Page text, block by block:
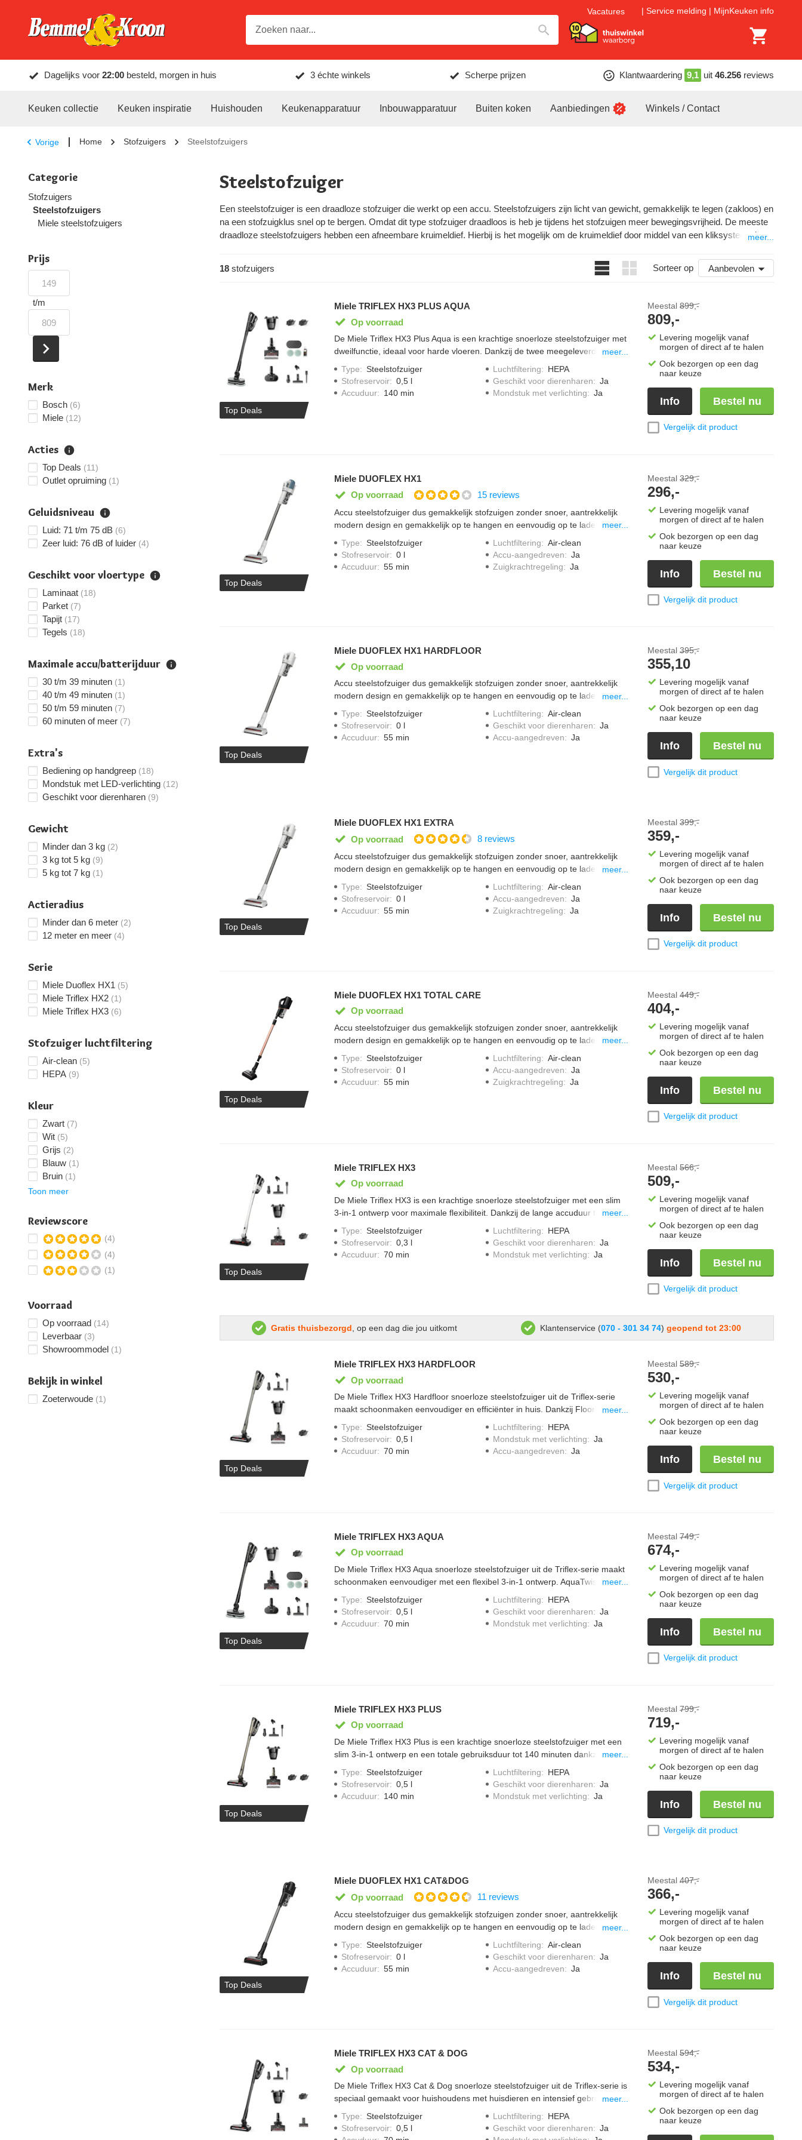
Vacatures Service melding MijnKeuken info
Dagelijks voor 22:00 besteld, morgen in huis 3 échte winkels Scherpe prijzen Klantwaardering 9,1 uit 46.256 reviews
Keuken collectie Keuken inspiratie Huishouden Keukenapparatuur Inbouwapparatuur Buiten koken Aanbiedingen Winkels / Contact
Vorige Home Stofzuigers Steelstofzuigers
Steelstofzuiger
Een steelstofzuiger is een draadloze stofzuiger die werkt op een accu. Steelstofzuigers zijn licht van gewicht, gemakkelijk te legen (zakloos) en
na een stofzuigklus snel op te bergen. Omdat dit type stofzuiger draadloos is heb je tijdens het stofzuigen meer bewegingsvrijheid. De meeste
draadloze steelstofzuigers hebben een afneembare kruimeldief. Hierbij is het mogelijk om de kruimeldief door middel van een kliksysteem los
meer...
18stofzuigers Sorteer op Aanbevolen
Top Deals
Miele TRIFLEX HX3 PLUS AQUA
Op voorraad
De Miele Triflex HX3 Plus Aqua is een krachtige snoerloze steelstofzuiger met
dweilfunctie, ideaal voor harde vloeren. Dankzij de twee meegeleverde accu’s
één beweging, terwijl FloorDetect automatisch het vermogen aanpast op elk
vloertype. De uitgebreide accessoireset maakt hem extra veelzijdig en met de
meer...
Type: Steelstofzuiger
Stofreservoir: 0,5 l
Accuduur: 140 min
Luchtfiltering: HEPA
Geschikt voor dierenharen: Ja
Mondstuk met verlichting: Ja
Meestal 899,-
809,-
Levering mogelijk vanaf
morgen of direct af te halen
Ook bezorgen op een dag
naar keuze
Info Bestel nu
Vergelijk dit product
Top Deals
Miele DUOFLEX HX1
Op voorraad
15 reviews
Accu steelstofzuiger dus gemakkelijk stofzuigen zonder snoer, aantrekkelijk
modern design en gemakkelijk op te hangen en eenvoudig op te laden,
krachtig en efficient vermogen van 210 watt, stofreservoir gemakkelijk te
legen door easyclean system, twee -traps filtersysteem, kleur; nordic blauw.
meer...
Type: Steelstofzuiger
Stofreservoir: 0 l
Accuduur: 55 min
Luchtfiltering: Air-clean
Accu-aangedreven: Ja
Zuigkrachtregeling: Ja
Meestal 329,-
296,-
Levering mogelijk vanaf
morgen of direct af te halen
Ook bezorgen op een dag
naar keuze
Info Bestel nu
Vergelijk dit product
Top Deals
Miele DUOFLEX HX1 HARDFLOOR
Op voorraad
Accu steelstofzuiger dus gemakkelijk stofzuigen zonder snoer, aantrekkelijk
modern design en gemakkelijk op te hangen en eenvoudig op te laden,
accuduur van 17 minuten en 12 minuten in de "max vermogen" stand,
krachtig en efficient vermogen van 210 watt, stofreservoir gemakkelijk te
legen door easyclean system, twee -traps filtersysteem, inclusief een extra
meer...
Type: Steelstofzuiger
Stofreservoir: 0 l
Accuduur: 55 min
Luchtfiltering: Air-clean
Geschikt voor dierenharen: Ja
Accu-aangedreven: Ja
Meestal 395,-
355,10
Levering mogelijk vanaf
morgen of direct af te halen
Ook bezorgen op een dag
naar keuze
Info Bestel nu
Vergelijk dit product
Top Deals
Miele DUOFLEX HX1 EXTRA
Op voorraad
8 reviews
Accu steelstofzuiger dus gemakkelijk stofzuigen zonder snoer, aantrekkelijk
modern design en gemakkelijk op te hangen en eenvoudig op te laden,
krachtig en efficient vermogen van 210 watt, stofreservoir gemakkelijk te
legen door easyclean system, twee -traps filtersysteem, inclusief een extra
meer...
Type: Steelstofzuiger
Stofreservoir: 0 l
Accuduur: 55 min
Luchtfiltering: Air-clean
Accu-aangedreven: Ja
Zuigkrachtregeling: Ja
Meestal 399,-
359,-
Levering mogelijk vanaf
morgen of direct af te halen
Ook bezorgen op een dag
naar keuze
Info Bestel nu
Vergelijk dit product
Top Deals
Miele DUOFLEX HX1 TOTAL CARE
Op voorraad
Accu steelstofzuiger dus gemakkelijk stofzuigen zonder snoer, aantrekkelijk
modern design en gemakkelijk op te hangen en eenvoudig op te laden,
krachtig en efficient vermogen van 210 watt, stofreservoir gemakkelijk te
legen door easyclean system, twee -traps filtersysteem, inclusief een
meer...
Type: Steelstofzuiger
Stofreservoir: 0 l
Accuduur: 55 min
Luchtfiltering: Air-clean
Accu-aangedreven: Ja
Zuigkrachtregeling: Ja
Meestal 449,-
404,-
Levering mogelijk vanaf
morgen of direct af te halen
Ook bezorgen op een dag
naar keuze
Info Bestel nu
Vergelijk dit product
Top Deals
Miele TRIFLEX HX3
Op voorraad
De Miele Triflex HX3 is een krachtige snoerloze steelstofzuiger met een slim
3-in-1 ontwerp voor maximale flexibiliteit. Dankzij de lange accuduur tot 70
schoon. Het HEPA-filter zorgt voor schone uitblaaslucht, ideaal voor mensen
met allergieën.
meer...
Type: Steelstofzuiger
Stofreservoir: 0,3 l
Accuduur: 70 min
Luchtfiltering: HEPA
Geschikt voor dierenharen: Ja
Mondstuk met verlichting: Ja
Meestal 566,-
509,-
Levering mogelijk vanaf
morgen of direct af te halen
Ook bezorgen op een dag
naar keuze
Info Bestel nu
Vergelijk dit product
Gratis thuisbezorgd, op een dag die jou uitkomt Klantenservice (070 - 301 34 74)geopend tot 23:00
Top Deals
Miele TRIFLEX HX3 HARDFLOOR
Op voorraad
De Miele Triflex HX3 Hardfloor snoerloze steelstofzuiger uit de Triflex-serie
maakt schoonmaken eenvoudiger en efficiënter in huis. Dankzij FloorDetect
stemt hij het vermogen automatisch af op het vloertype. Met de Boostmodus
pak je hardnekkig vuil snel aan. BrilliantLight geeft helder zicht op stof voor
een grondig resultaat. Het 3-in-1 ontwerp geeft je flexibiliteit in gebruik en je
meer...
Type: Steelstofzuiger
Stofreservoir: 0,5 l
Accuduur: 70 min
Luchtfiltering: HEPA
Mondstuk met verlichting: Ja
Accu-aangedreven: Ja
Meestal 589,-
530,-
Levering mogelijk vanaf
morgen of direct af te halen
Ook bezorgen op een dag
naar keuze
Info Bestel nu
Vergelijk dit product
Top Deals
Miele TRIFLEX HX3 AQUA
Op voorraad
De Miele Triflex HX3 Aqua snoerloze steelstofzuiger uit de Triflex-serie maakt
schoonmaken eenvoudiger met een flexibel 3-in-1 ontwerp. AquaTwister helpt
automatisch het vermogen aan op het type vloer. Met de Boostmodus pak je
hardnekkig vuil snel aan. Dankzij de gebruiksduur tot 70 minuten werk je
meer...
Type: Steelstofzuiger
Stofreservoir: 0,5 l
Accuduur: 70 min
Luchtfiltering: HEPA
Geschikt voor dierenharen: Ja
Mondstuk met verlichting: Ja
Meestal 749,-
674,-
Levering mogelijk vanaf
morgen of direct af te halen
Ook bezorgen op een dag
naar keuze
Info Bestel nu
Vergelijk dit product
Top Deals
Miele TRIFLEX HX3 PLUS
Op voorraad
De Miele Triflex HX3 Plus is een krachtige snoerloze steelstofzuiger met een
slim 3-in-1 ontwerp en een totale gebruiksduur tot 140 minuten dankzij de
vermogen aan op elk vloertype, terwijl het HEPA-filter zorgt voor een
hygiënisch schone lucht. Met de extra accu en uitgebreide accessoireset
meer...
Type: Steelstofzuiger
Stofreservoir: 0,5 l
Accuduur: 140 min
Luchtfiltering: HEPA
Geschikt voor dierenharen: Ja
Mondstuk met verlichting: Ja
Meestal 799,-
719,-
Levering mogelijk vanaf
morgen of direct af te halen
Ook bezorgen op een dag
naar keuze
Info Bestel nu
Vergelijk dit product
Top Deals
Miele DUOFLEX HX1 CAT&DOG
Op voorraad
11 reviews
Accu steelstofzuiger dus gemakkelijk stofzuigen zonder snoer, aantrekkelijk
modern design en gemakkelijk op te hangen en eenvoudig op te laden,
accuduur van 17 minuten en 12 minuten in de "max vermogen" stand,
krachtig en efficient vermogen van 210 watt, stofreservoir gemakkelijk te
legen door easyclean system, twee -traps filtersysteem, inclusief een hand-
meer...
Type: Steelstofzuiger
Stofreservoir: 0 l
Accuduur: 55 min
Luchtfiltering: Air-clean
Geschikt voor dierenharen: Ja
Accu-aangedreven: Ja
Meestal 407,-
366,-
Levering mogelijk vanaf
morgen of direct af te halen
Ook bezorgen op een dag
naar keuze
Info Bestel nu
Vergelijk dit product
Miele TRIFLEX HX3 CAT & DOG
Op voorraad
De Miele Triflex HX3 Cat & Dog snoerloze steelstofzuiger uit de Triflex-serie is
speciaal gemaakt voor huishoudens met huisdieren en intensief gebruik. Met
FloorDetect herkent het vloertype en past het vermogen automatisch aan. De
Boostmodus helpt bij hardnekkig vuil dat extra kracht vraagt. BrilliantLight laat
meer...
Type: Steelstofzuiger
Stofreservoir: 0,5 l
Luchtfiltering: HEPA
Geschikt voor dierenharen: Ja
Meestal 594,-
534,-
Levering mogelijk vanaf
morgen of direct af te halen
Ook bezorgen op een dag
naar keuze
Categorie
Stofzuigers
Steelstofzuigers
Miele steelstofzuigers
Prijs
t/m
Merk
Bosch (6)
Miele (12)
Acties
Top Deals (11)
Outlet opruiming (1)
Geluidsniveau
Luid: 71 t/m 75 dB (6)
Zeer luid: 76 dB of luider (4)
Geschikt voor vloertype
Laminaat (18)
Parket (7)
Tapijt (17)
Tegels (18)
Maximale accu/batterijduur
30 t/m 39 minuten (1)
40 t/m 49 minuten (1)
50 t/m 59 minuten (7)
60 minuten of meer (7)
Extra's
Bediening op handgreep (18)
Mondstuk met LED-verlichting (12)
Geschikt voor dierenharen (9)
Gewicht
Minder dan 3 kg (2)
3 kg tot 5 kg (9)
5 kg tot 7 kg (1)
Actieradius
Minder dan 6 meter (2)
12 meter en meer (4)
Serie
Miele Duoflex HX1 (5)
Miele Triflex HX2 (1)
Miele Triflex HX3 (6)
Stofzuiger luchtfiltering
Air-clean (5)
HEPA (9)
Kleur
Zwart (7)
Wit (5)
Grijs (2)
Blauw (1)
Bruin (1)
Toon meer
Reviewscore
(4)
(4)
(1)
Voorraad
Op voorraad (14)
Leverbaar (3)
Showroommodel (1)
Bekijk in winkel
Zoeterwoude (1)